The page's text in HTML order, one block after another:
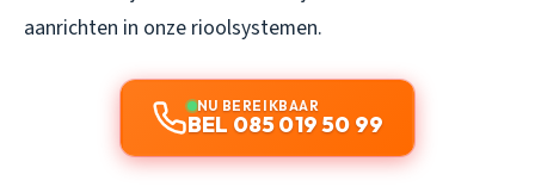
aanrichten in onze rioolsystemen.
NU BEREIKBAAR
BEL 085 019 50 99